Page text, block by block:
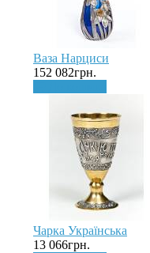
Ваза Нарциси
152 082грн.
Чарка Українська
13 066грн.